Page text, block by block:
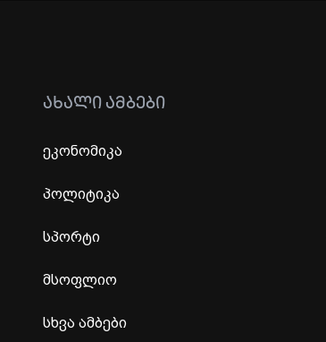
ᲐᲮᲐᲚᲘ ᲐᲛᲑᲔᲑᲘ
ეკონომიკა
პოლიტიკა
სპორტი
მსოფლიო
სხვა ამბები